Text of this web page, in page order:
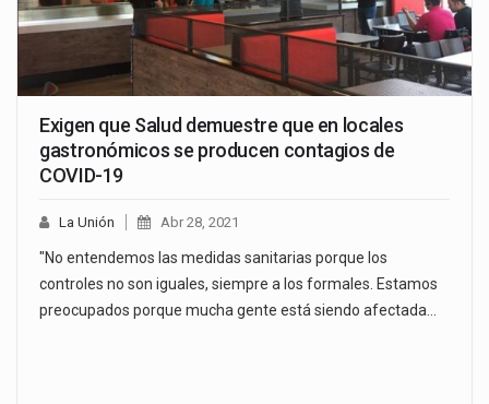
Exigen que Salud demuestre que en locales
gastronómicos se producen contagios de
COVID-19
La Unión Abr 28, 2021
"No entendemos las medidas sanitarias porque los
controles no son iguales, siempre a los formales. Estamos
preocupados porque mucha gente está siendo afectada…